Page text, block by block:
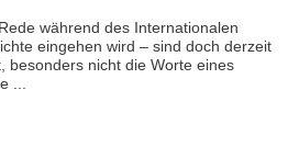
während des Internationalen
eingehen wird – sind doch derzeit
besonders nicht die Worte eines
...